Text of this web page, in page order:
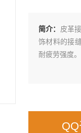
简介： 皮革
饰材料的接
耐疲劳强度。